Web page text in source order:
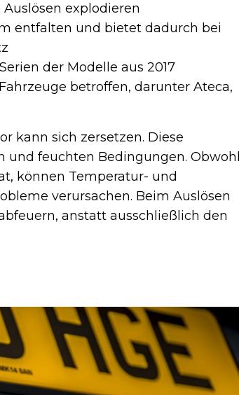
explodieren
entfalten und bietet dadurch bei
der Modelle aus 2017
betroffen, darunter Ateca,
kann sich zersetzen. Diese
feuchten Bedingungen. Obwohl
können Temperatur- und
verursachen. Beim Auslösen
anstatt ausschließlich den